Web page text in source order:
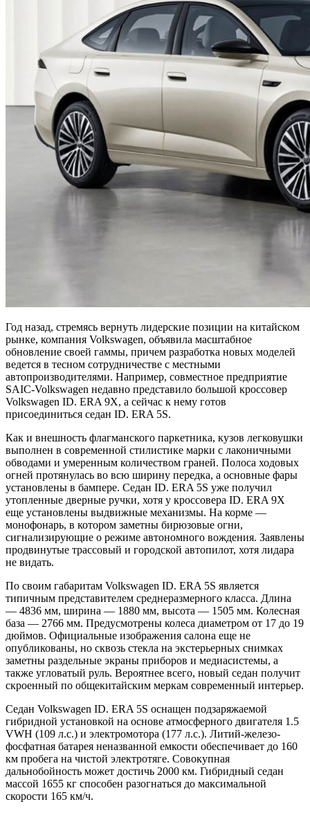
Год назад, стремясь вернуть лидерские позиции на китайском
рынке, компания Volkswagen, объявила масштабное
обновление своей гаммы, причем разработка новых моделей
ведется в тесном сотрудничестве с местными
автопроизводителями. Например, совместное предприятие
SAIC-Volkswagen недавно представило большой кроссовер
Volkswagen ID. ERA 9X, а сейчас к нему готов
присоединиться седан ID. ERA 5S.
Как и внешность флагманского паркетника, кузов легковушки
выполнен в современной стилистике марки с лаконичными
обводами и умеренным количеством граней. Полоса ходовых
огней протянулась во всю ширину передка, а основные фары
установлены в бампере. Седан ID. ERA 5S уже получил
утопленные дверные ручки, хотя у кроссовера ID. ERA 9X
еще установлены выдвижные механизмы. На корме —
монофонарь, в котором заметны бирюзовые огни,
сигнализирующие о режиме автономного вождения. Заявлены
продвинутые трассовый и городской автопилот, хотя лидара
не видать.
По своим габаритам Volkswagen ID. ERA 5S является
типичным представителем среднеразмерного класса. Длина
— 4836 мм, ширина — 1880 мм, высота — 1505 мм. Колесная
база — 2766 мм. Предусмотрены колеса диаметром от 17 до 19
дюймов. Официальные изображения салона еще не
опубликованы, но сквозь стекла на экстерьерных снимках
заметны раздельные экраны приборов и медиасистемы, а
также угловатый руль. Вероятнее всего, новый седан получит
скроенный по общекитайским меркам современный интерьер.
Седан Volkswagen ID. ERA 5S оснащен подзаряжаемой
гибридной установкой на основе атмосферного двигателя 1.5
VWH (109 л.с.) и электромотора (177 л.с.). Литий-железо-
фосфатная батарея неназванной емкости обеспечивает до 160
км пробега на чистой электротяге. Совокупная
дальнобойность может достичь 2000 км. Гибридный седан
массой 1655 кг способен разогнаться до максимальной
скорости 165 км/ч.